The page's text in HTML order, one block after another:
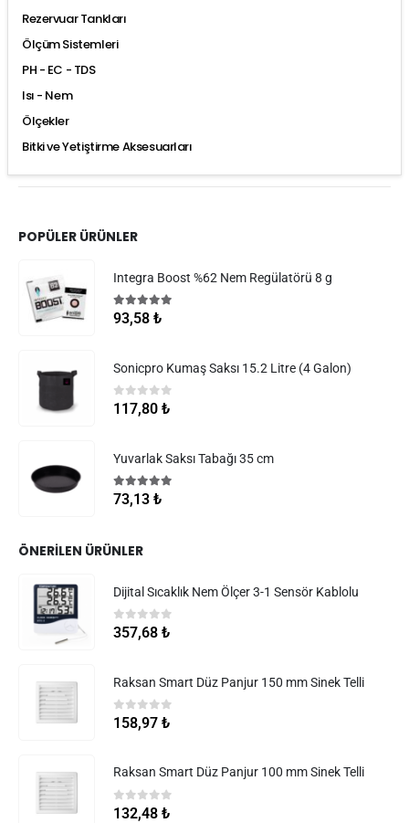
Rezervuar Tankları
Ölçüm Sistemleri
PH - EC - TDS
Isı - Nem
Ölçekler
Bitki ve Yetiştirme Aksesuarları
POPÜLER ÜRÜNLER
Integra Boost %62 Nem Regülatörü 8 g
5.005 üzerinden
93,58 ₺
Sonicpro Kumaş Saksı 15.2 Litre (4 Galon)
0 5 üzerinden
117,80 ₺
Yuvarlak Saksı Tabağı 35 cm
5.005 üzerinden
73,13 ₺
ÖNERILEN ÜRÜNLER
Dijital Sıcaklık Nem Ölçer 3-1 Sensör Kablolu
05 üzerinden
357,68 ₺
Raksan Smart Düz Panjur 150 mm Sinek Telli
0 5 üzerinden
158,97 ₺
Raksan Smart Düz Panjur 100 mm Sinek Telli
05 üzerinden
132,48 ₺